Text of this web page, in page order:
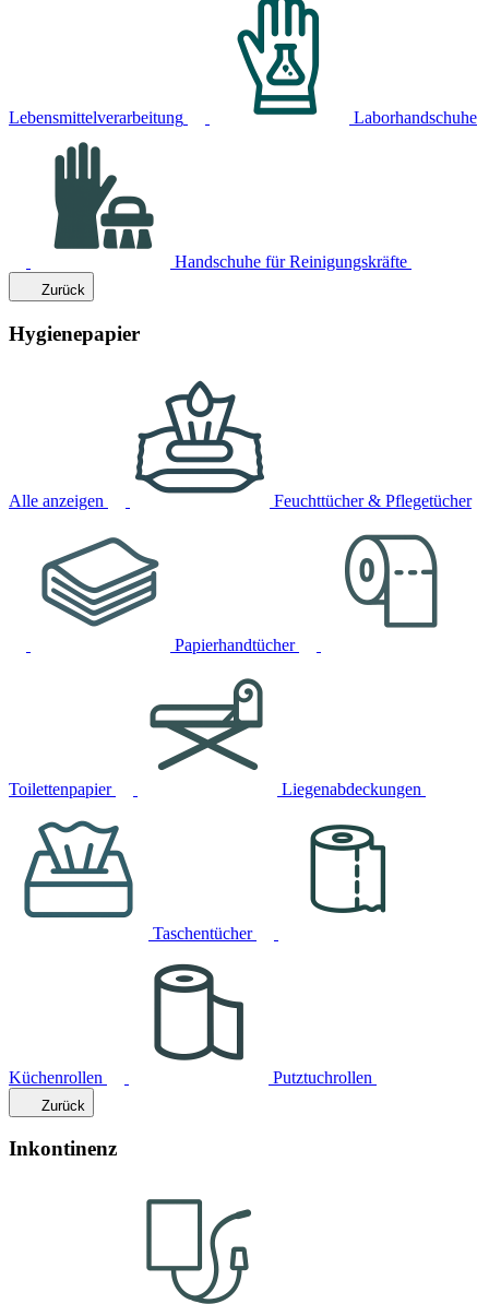
Lebensmittelverarbeitung Laborhandschuhe
Handschuhe für Reinigungskräfte
Zurück
Hygienepapier
Alle anzeigen Feuchttücher & Pflegetücher
Papierhandtücher
Toilettenpapier Liegenabdeckungen
Taschentücher
Küchenrollen Putztuchrollen
Zurück
Inkontinenz